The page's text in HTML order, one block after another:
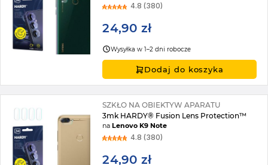
4.8 (380)
24,90 zł
Wysyłka w 1–2 dni robocze
Dodaj do koszyka
SZKŁO NA OBIEKTYW APARATU
3mk HARDY® Fusion Lens Protection™
naLenovo K9 Note
4.8 (380)
24,90 zł